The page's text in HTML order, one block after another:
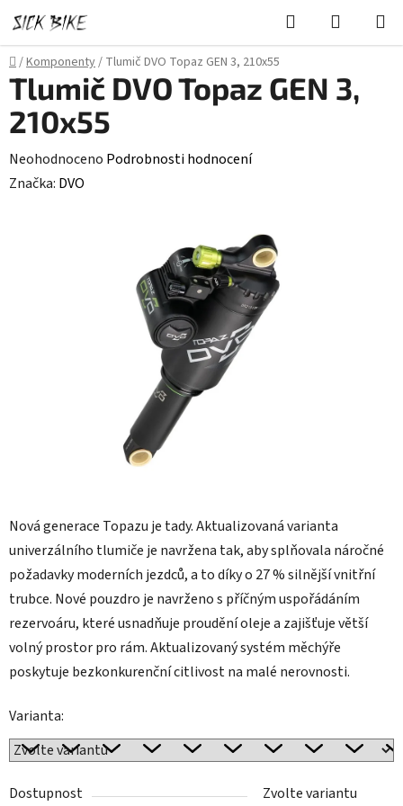
na
obsah
Hledat
KOŠÍK
Domů
/Komponenty/ Tlumič DVO Topaz GEN 3, 210x55
Nová generace Topazu je tady. Aktualizovaná varianta
univerzálního tlumiče je navržena tak, aby splňovala náročné
požadavky moderních jezdců, a to díky o 27 % silnější vnitřní
trubce. Nové pouzdro je navrženo s příčným uspořádáním
rezervoáru, které usnadňuje proudění oleje a zajišťuje větší
volný prostor pro rám. Aktualizovaný systém měchýře
poskytuje bezkonkurenční citlivost na malé nerovnosti.
Varianta:
Dostupnost Zvolte variantu
Tlumič DVO Topaz GEN 3,
210x55
Průměrné
hodnocení
Neohodnoceno Podrobnosti hodnocení
Značka: DVO